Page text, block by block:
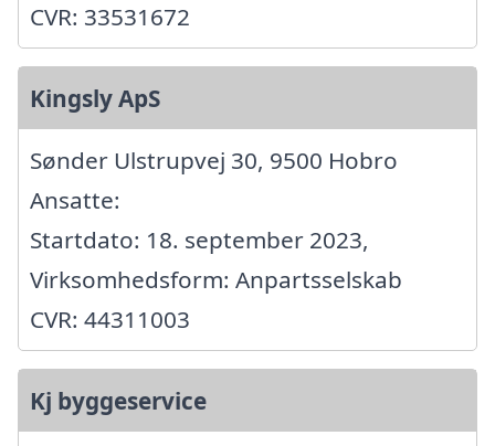
CVR: 33531672
Kingsly ApS
Sønder Ulstrupvej 30, 9500 Hobro
Ansatte:
Startdato: 18. september 2023,
Virksomhedsform: Anpartsselskab
CVR: 44311003
Kj byggeservice